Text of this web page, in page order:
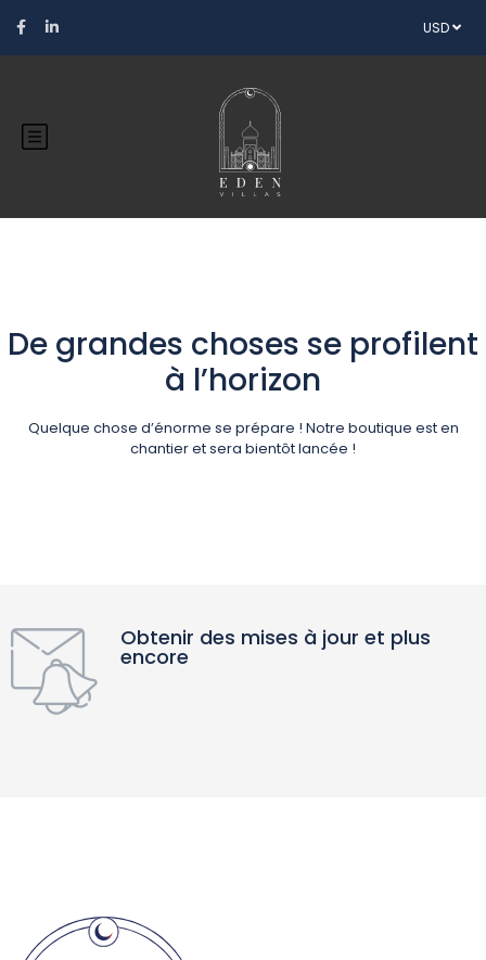
USD
De grandes choses se profilent
à l’horizon
Quelque chose d’énorme se prépare ! Notre boutique est en
chantier et sera bientôt lancée !
Obtenir des mises à jour et plus
encore